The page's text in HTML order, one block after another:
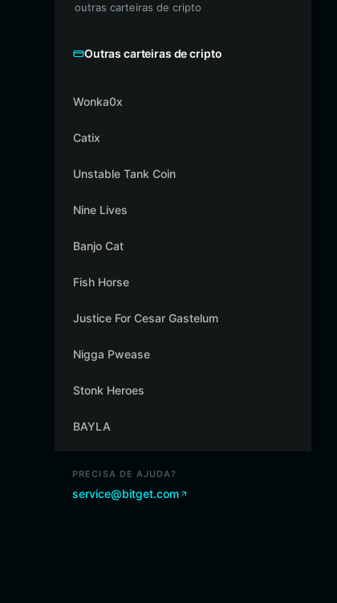
outras carteiras de cripto
Outras carteiras de cripto
Wonka0x
Catix
Unstable Tank Coin
Nine Lives
Banjo Cat
Fish Horse
Justice For Cesar Gastelum
Nigga Pwease
Stonk Heroes
BAYLA
PRECISA DE AJUDA?
service@bitget.com